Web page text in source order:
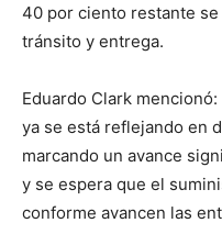
40 por ciento restante
tránsito y entrega.
Eduardo Clark
ya se está reflejando en
marcando un avance
y se espera que el
conforme avancen las